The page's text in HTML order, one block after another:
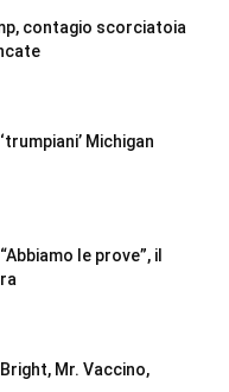
contagio scorciatoia
Michigan
le prove”, il
Mr. Vaccino,